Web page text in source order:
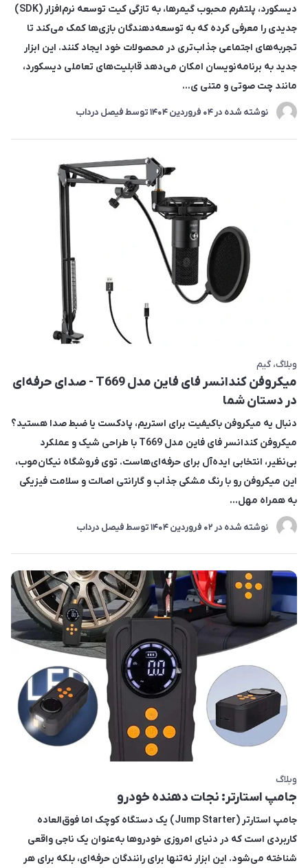
دیسکورد، پلتفرم محبوب گیمرها، به تازگی کیت توسعه نرم‌افزار (SDK)
جدیدی را معرفی کرده که به توسعه‌دهندگان بازی‌ها کمک می‌کند تا
تجربه‌های اجتماعی جذاب‌تری در محصولات خود ایجاد کنند. این ابزار
جدید به برنامه‌نویسان امکان می‌دهد قابلیت‌های تعاملی دیسکورد،
مانند چت صوتی و متنی ی...
نوشته شده در04 فروردین 1404 توسطفیصل درداب
وبلاگ گیم
میکروفن کندانسر فای فاین مدل T669 - صدای حرفه‌ای
در دستان شما
دنبال یه میکروفن باکیفیت برای استریم، پادکست یا ضبط صدا هستید؟
میکروفن کندانسر فای فاین مدل T669 با طراحی شیک و عملکرد
بی‌نظیر، انتخابی ایده‌آل برای حرفه‌ای‌هاست. توی فروشگاه نیکان‌موب،
این میکروفن رو با رنگ مشکی جذاب و گارانتی اصالت و سلامت فیزیکی
به همراه مهل...
نوشته شده در 02 فروردین 1404 توسطفیصل درداب
وبلاگ
جامپ استارتر: نجات دهنده خودرو
جامپ استارتر (Jump Starter) یک دستگاه کوچک اما فوق‌العاده
کاربردی است که در دنیای امروزی خودروها به‌عنوان یک ناجی واقعی
شناخته می‌شود. این ابزار نه‌تنها برای رانندگان حرفه‌ای، بلکه برای هر